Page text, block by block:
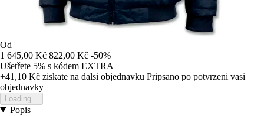
Od
1 645,00 Kč 822,00 Kč -50%
Ušetřete 5% s kódem EXTRA
+41,10 Kč ziskate na dalsi objednavku Pripsano po potvrzeni vasi
objednavky
Loading...
Popis